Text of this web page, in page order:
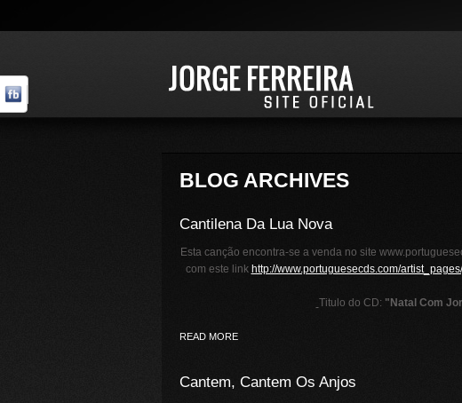
BLOG ARCHIVES
Cantilena Da Lua Nova
Esta canção encontra-se a venda no site
com este link http://www.portuguesecds.com/
Titulo do CD: "Natal Com
READ MORE
Cantem, Cantem Os Anjos